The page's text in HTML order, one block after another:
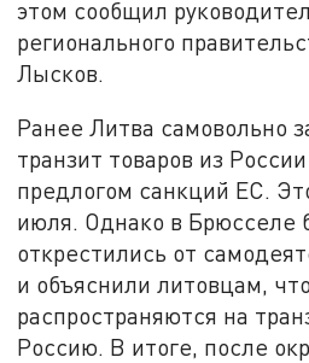
этом сообщил
регионального
Лысков.
Ранее Литва самовольно
транзит товаров из
предлогом санкций ЕС.
июля. Однако в Брюсселе
открестились от
и объяснили литовцам,
распространяются на
Россию. В итоге, после